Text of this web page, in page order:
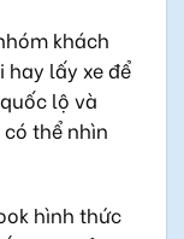
khách
hay lấy xe để
lộ và
thể nhìn
hình thức